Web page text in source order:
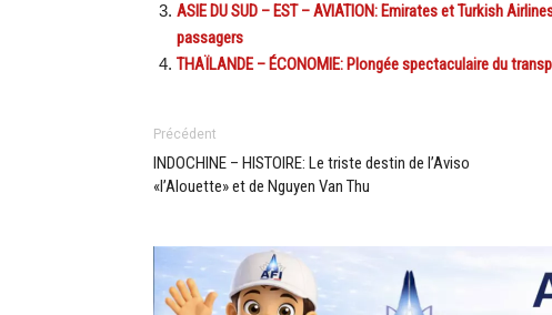
ASIE DU SUD – EST – AVIATION: Emirates et Turkish
passagers
THAÏLANDE – ÉCONOMIE: Plongée spectaculaire du
Précédent
INDOCHINE – HISTOIRE: Le triste destin de l’Aviso
«l’Alouette» et de Nguyen Van Thu